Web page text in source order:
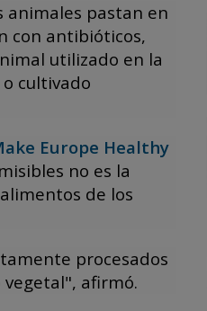
animales pastan en
con antibióticos,
utilizado en la
o cultivado
Europe Healthy
no es la
de los
procesados
afirmó.